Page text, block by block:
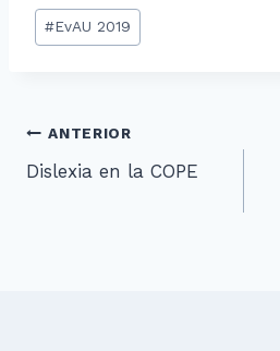
Etiquetas
de
#EvAU 2019
Navegación
de
ANTERIOR
Dislexia en la COPE